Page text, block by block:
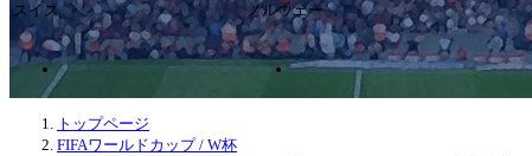
スイス
ノルウェー
トップページ
FIFAワールドカップ / W杯